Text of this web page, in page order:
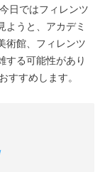
日ではフィレンツ
ようと、アカデミ
術館、フィレンツ
する可能性があり
すすめします。